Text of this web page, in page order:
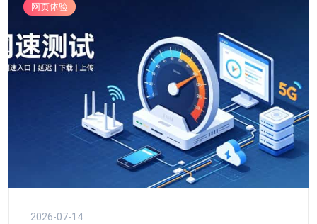
网页体验
2026-07-14